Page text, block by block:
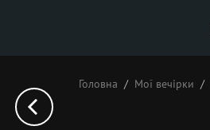
Головна Мої вечірки